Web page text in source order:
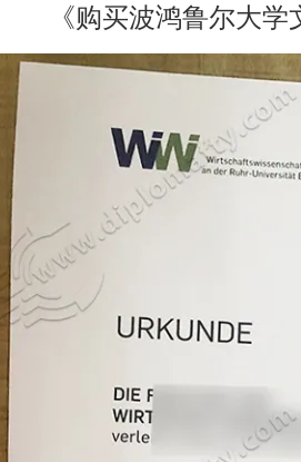
《购买波鸿鲁尔大